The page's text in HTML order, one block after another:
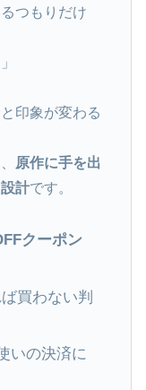
つもりだけ
印象が変わる
原作に手を出
計です。
クーポン
買わない判
いの決済に